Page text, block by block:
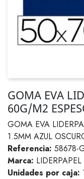
GOMA EVA
60G/M2
GOMA EVA
1.5MM AZUL
Referencia: 58678-
Marca: LIDERPAPEL
Unidades por caja: